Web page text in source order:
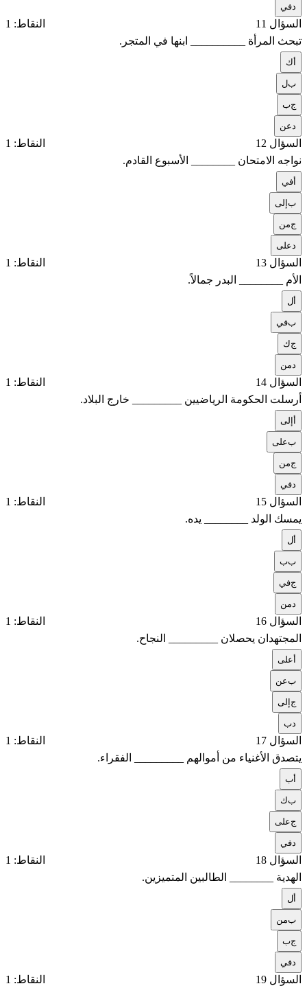
في
السؤال 11
النقاط: 1
تبحث المرأة __________ ابنها في المتجر.
ك
بل
جب
عن
السؤال 12
النقاط: 1
نواجه الامتحان ________ الأسبوع القادم.
في
بإلى
جمن
على
السؤال 13
النقاط: 1
الأم ________ البدر جمالاً.
ل
بفي
جك
من
السؤال 14
النقاط: 1
أرسلت الحكومة الرياضيين _________ خارج البلاد.
إلى
بعلى
جمن
في
السؤال 15
النقاط: 1
يمسك الولد ________ يده.
ل
بب
جفي
من
السؤال 16
النقاط: 1
المجتهدان يحصلان _________ النجاح.
على
بعن
جإلى
ب
السؤال 17
النقاط: 1
يتصدق الأغنياء من أموالهم _________ الفقراء.
ب
بك
جعلى
في
السؤال 18
النقاط: 1
الهدية ________ الطالبين المتميزين.
ل
بمن
جب
في
السؤال 19
النقاط: 1